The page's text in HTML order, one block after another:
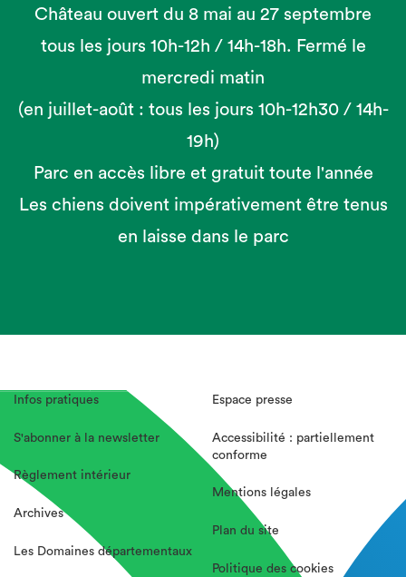
Château ouvert du 8 mai au 27 septembre
tous les jours 10h-12h / 14h-18h. Fermé le
mercredi matin
(en juillet-août : tous les jours 10h-12h30 / 14h-
19h)
Parc en accès libre et gratuit toute l'année
Les chiens doivent impérativement être tenus
en laisse dans le parc
Infos pratiques
S'abonner à la newsletter
Règlement intérieur
Archives
Les Domaines départementaux
Espace presse
Accessibilité : partiellement
conforme
Mentions légales
Plan du site
Politique des cookies